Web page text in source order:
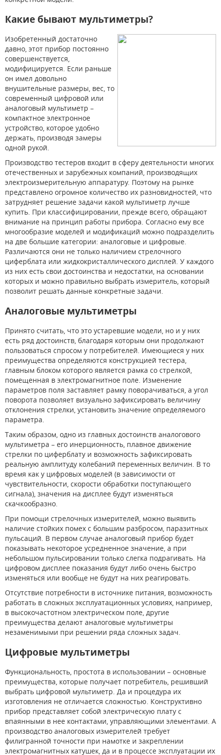
Какие бывают мультиметры?
Изобретенный достаточно
давно, этот прибор постоянно
совершенствуется,
модифицируется. Если раньше
он имел довольно
внушительные размеры, вес, то
современный цифровой или
аналоговый мультиметр –
компактное электронное
устройство, которое удобно
держать, производя замеры
одной рукой.
Производство тестеров входит в сферу деятельности многих
отечественных и зарубежных компаний, производящих
электроизмерительную аппаратуру. Поэтому на рынке
представлено огромное количество их разновидностей, что
затрудняет решение задачи какой мультиметр лучше
купить. При классифицировании, прежде всего, обращают
внимание на принцип работы прибора. Согласно ему все
многообразие моделей и модификаций можно подразделить
на две большие категории: аналоговые и цифровые.
Различаются они не только наличием стрелочного
циферблата или жидкокристаллического дисплей. У каждого
из них есть свои достоинства и недостатки, на основании
которых и можно правильно выбрать измеритель, который
позволит решать данные конкретные задачи.
Аналоговые мультиметры
Принято считать, что это устаревшие модели, но и у них
есть ряд достоинств, благодаря которым они продолжают
пользоваться спросом у потребителей. Имеющиеся у них
преимущества определяются конструкцией тестера,
главным блоком которого является рамка со стрелкой,
помещенная в электромагнитное поле. Изменение
параметров поля заставляет рамку поворачиваться, а угол
поворота позволяет визуально зафиксировать величину
отклонения стрелки, установить значение определяемого
параметра.
Таким образом, одно из главных достоинств аналогового
мультиметра – его инерционность, плавное движение
стрелки по циферблату и возможность зафиксировать
реальную амплитуду колебаний переменных величин. В то
время как у цифровых моделей (в зависимости от
чувствительности, скорости обработки поступающего
сигнала), значения на дисплее будут изменяться
скачкообразно.
При помощи стрелочных измерителей, можно выявить
наличие стойких помех с большим разбросом, паразитных
пульсаций. В первом случае аналоговый прибор будет
показывать некоторое усредненное значение, а при
небольшом пульсировании только слегка подрагивать. На
цифровом дисплее показания будут либо очень быстро
изменяться или вообще не будут на них реагировать.
Отсутствие потребности в источнике питания, возможность
работать в сложных эксплуатационных условиях, например,
в высокочастотном электрическом поле, другие
преимущества делают аналоговые мультиметры
незаменимыми при решении ряда сложных задач.
Цифровые мультиметры
Функциональность, простота в использовании – основные
преимущества, которые получает потребитель, решивший
выбрать цифровой мультиметр. Да и процедура их
изготовления не отличается сложностью. Конструктивно
прибор представляет собой электрическую плату с
впаянными в нее контактами, управляющими элементами. А
производство аналоговых измерителей требует
филигранной точности при намотке и закреплении
электромагнитных катушек, да и в процессе эксплуатации их